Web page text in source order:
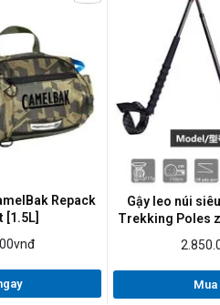
Repack
[1.5L]
Gậy leo núi
Trekking Poles
Mua